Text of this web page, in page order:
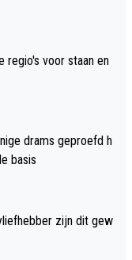
regio's voor staan en
drams geproefd h
basis
zijn dit gew